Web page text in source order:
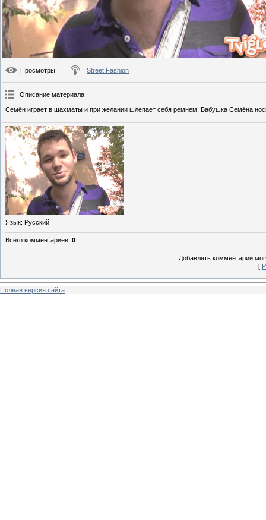
Просмотры: Street Fashion
Описание материала:
Семён играет в шахматы и при желании шлепает себя ремнем. Бабушка Семёна
Язык: Русский
Всего комментариев: 0
Добавлять комментарии
[
Полная версия сайта